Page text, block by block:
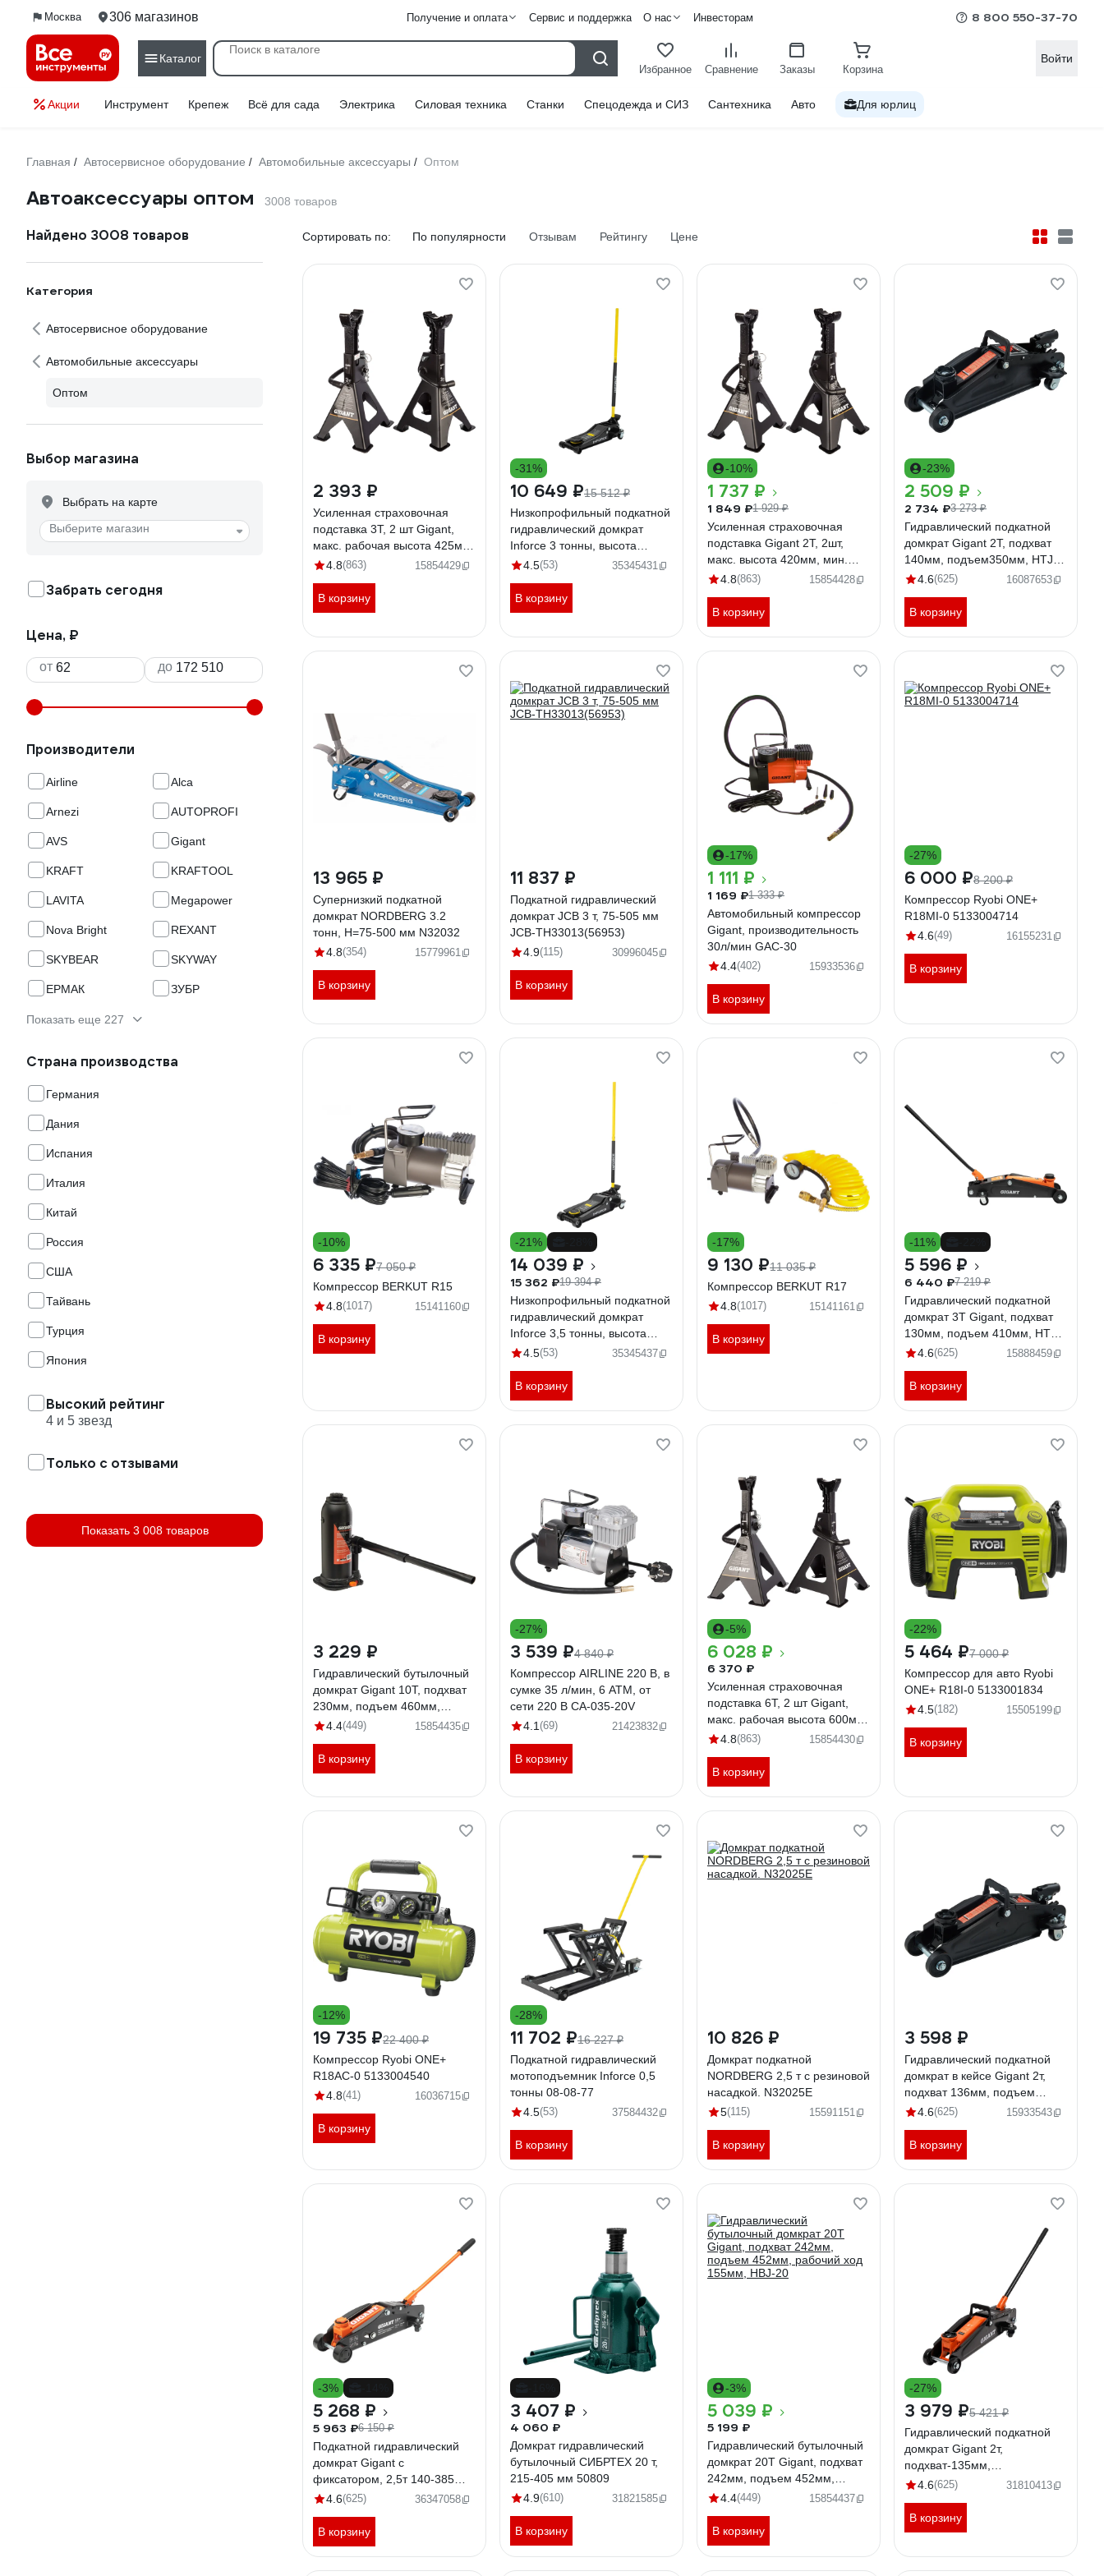
Москва 306 магазинов Получение и оплата Сервис и поддержка О нас Инвесторам 8 800 550-37-70
Каталог
Избранное Сравнение Заказы Корзина
Войти
Акции Инструмент Крепеж Всё для сада Электрика Силовая техника Станки Спецодежда и СИЗ Сантехника Авто Для юрлиц
Главная / Автосервисное оборудование / Автомобильные аксессуары / Оптом
Автоаксессуары оптом 3008 товаров
Найдено 3008 товаров
Категория
Автосервисное оборудование
Автомобильные аксессуары
Оптом
Выбор магазина
Выбрать на карте
Выберите магазин
Забрать сегодня
Цена, ₽
от до
Производители
Airline Alca
Arnezi AUTOPROFI
AVS Gigant
KRAFT KRAFTOOL
LAVITA Megapower
Nova Bright REXANT
SKYBEAR SKYWAY
ЕРМАК ЗУБР
Показать еще 227
Страна производства
Германия
Дания
Испания
Италия
Китай
Россия
США
Тайвань
Турция
Япония
Высокий рейтинг
4 и 5 звезд
Только с отзывами
Показать 3 008 товаров
Сортировать по: По популярности Отзывам Рейтингу Цене
2 393 ₽
Усиленная страховочная
подставка 3Т, 2 шт Gigant,
макс. рабочая высота 425мм,
мин. рабочая высота 285мм,
4.8(863) 15854429
В корзину
-31%
10 649 ₽15 512 ₽
Низкопрофильный подкатной
гидравлический домкрат
Inforce 3 тонны, высота
подхвата 75мм, высота
4.5(53) 35345431
В корзину
-10%
1 737 ₽
1 849 ₽1 929 ₽
Усиленная страховочная
подставка Gigant 2Т, 2шт,
макс. высота 420мм, мин.
высота 278мм, HDS-2
4.8(863) 15854428
В корзину
-23%
2 509 ₽
2 734 ₽3 273 ₽
Гидравлический подкатной
домкрат Gigant 2Т, подхват
140мм, подъем350мм, HTJ-
2G4.6(625) 16087653
В корзину
13 965 ₽
Супернизкий подкатной
домкрат NORDBERG 3.2
тонн, H=75-500 мм N32032
4.8(354) 15779961
В корзину
11 837 ₽
Подкатной гидравлический
домкрат JCB 3 т, 75-505 мм
JCB-TH33013(56953)
4.9(115) 30996045
В корзину
-17%
1 111 ₽
1 169 ₽1 333 ₽
Автомобильный компрессор
Gigant, производительность
30л/мин GAC-30
4.4(402) 15933536
В корзину
-27%
6 000 ₽8 200 ₽
Компрессор Ryobi ONE+
R18MI-0 5133004714
4.6(49) 16155231
В корзину
-10%
6 335 ₽7 050 ₽
Компрессор BERKUT R15
4.8(1017) 15141160
В корзину
-21%
14 039 ₽
15 362 ₽19 394 ₽
Низкопрофильный подкатной
гидравлический домкрат
Inforce 3,5 тонны, высота
подхвата 95мм, высота
4.5(53) 35345437
В корзину
-17%
9 130 ₽11 035 ₽
Компрессор BERKUT R17
4.8(1017) 15141161
В корзину
-11%
5 596 ₽
6 440 ₽7 219 ₽
Гидравлический подкатной
домкрат 3Т Gigant, подхват
130мм, подъем 410мм, HTJ-
3SH4.6(625) 15888459
В корзину
3 229 ₽
Гидравлический бутылочный
домкрат Gigant 10Т, подхват
230мм, подъем 460мм,
рабочий ход 155мм, HBJ-10
4.4(449) 15854435
В корзину
-27%
3 539 ₽4 840 ₽
Компрессор AIRLINE 220 В, в
сумке 35 л/мин, 6 АТМ, от
сети 220 В CA-035-20V
4.1 (69) 21423832
В корзину
-5%
6 028 ₽
6 370 ₽
Усиленная страховочная
подставка 6Т, 2 шт Gigant,
макс. рабочая высота 600мм,
мин. рабочая высота 385мм,
4.8(863) 15854430
В корзину
-22%
5 464 ₽7 000 ₽
Компрессор для авто Ryobi
ONE+ R18I-0 5133001834
4.5(182) 15505199
В корзину
-12%
19 735 ₽22 400 ₽
Компрессор Ryobi ONE+
R18AC-0 5133004540
4.8(41) 16036715
В корзину
-28%
11 702 ₽16 227 ₽
Подкатной гидравлический
мотоподъемник Inforce 0,5
тонны 08-08-77
4.5(53) 37584432
В корзину
10 826 ₽
Домкрат подкатной
NORDBERG 2,5 т с резиновой
насадкой. N32025E
5(115) 15591151
В корзину
3 598 ₽
Гидравлический подкатной
домкрат в кейсе Gigant 2т,
подхват 136мм, подъем
330мм, T83502
4.6(625) 15933543
В корзину
-3%
5 268 ₽
5 963 ₽6 150 ₽
Подкатной гидравлический
домкрат Gigant с
фиксатором, 2,5т 140-385
мм, в кейсе GSJR-2,5T
4.6(625) 36347058
В корзину
3 407 ₽
4 060 ₽
Домкрат гидравлический
бутылочный СИБРТЕХ 20 т,
215-405 мм 50809
4.9(610) 31821585
В корзину
-3%
5 039 ₽
5 199 ₽
Гидравлический бутылочный
домкрат 20Т Gigant, подхват
242мм, подъем 452мм,
рабочий ход 155мм, HBJ-20
4.4(449) 15854437
В корзину
-27%
3 979 ₽5 421 ₽
Гидравлический подкатной
домкрат Gigant 2т,
подхват-135мм,
подъем-385мм, GSJ-2T
4.6(625) 31810413
В корзину